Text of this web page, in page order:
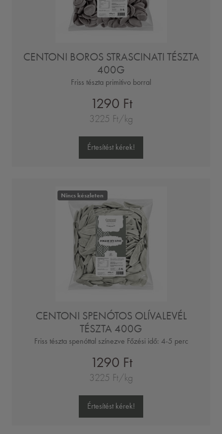
CENTONI BOROS STRASCINATI TÉSZTA
400G
Friss tészta primitivo borral
1290 Ft
3225 Ft/kg
Értesítést kérek!
Nincs készleten
CENTONI SPENÓTOS OLÍVALEVÉL
TÉSZTA 400G
Friss tészta spenóttal színezve Főzési idő: 4-5 perc
1290 Ft
3225 Ft/kg
Értesítést kérek!